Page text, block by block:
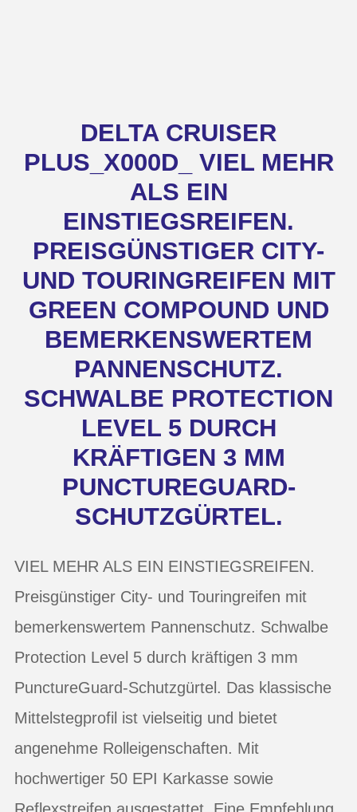
DELTA CRUISER
PLUS_X000D_ VIEL MEHR
ALS EIN
EINSTIEGSREIFEN.
PREISGÜNSTIGER CITY-
UND TOURINGREIFEN MIT
GREEN COMPOUND UND
BEMERKENSWERTEM
PANNENSCHUTZ.
SCHWALBE PROTECTION
LEVEL 5 DURCH
KRÄFTIGEN 3 MM
PUNCTUREGUARD-
SCHUTZGÜRTEL.
VIEL MEHR ALS EIN EINSTIEGSREIFEN.
Preisgünstiger City- und Touringreifen mit
bemerkenswertem Pannenschutz. Schwalbe
Protection Level 5 durch kräftigen 3 mm
PunctureGuard-Schutzgürtel. Das klassische
Mittelstegprofil ist vielseitig und bietet
angenehme Rolleigenschaften. Mit
hochwertiger 50 EPI Karkasse sowie